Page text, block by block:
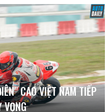
CAO VIỆT NAM TIẾP
VỌNG